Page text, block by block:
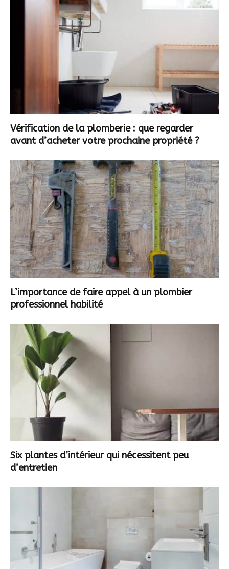
Vérification de la plomberie : que regarder
avant d’acheter votre prochaine propriété ?
L’importance de faire appel à un plombier
professionnel habilité
Six plantes d’intérieur qui nécessitent peu
d’entretien